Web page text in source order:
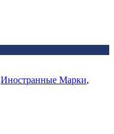
Иностранные Марки,